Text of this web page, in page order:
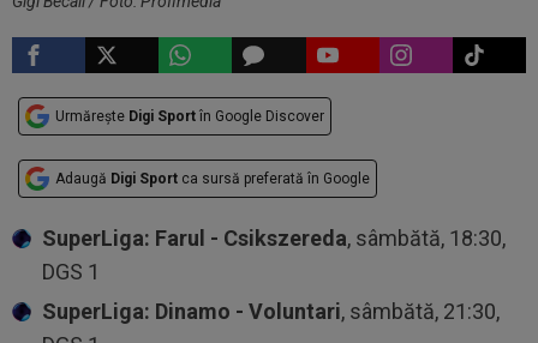
Urmărește Digi Sport în Google Discover
Adaugă Digi Sport ca sursă preferată în Google
SuperLiga: Farul - Csikszereda, sâmbătă, 18:30,
DGS 1
SuperLiga: Dinamo - Voluntari, sâmbătă, 21:30,